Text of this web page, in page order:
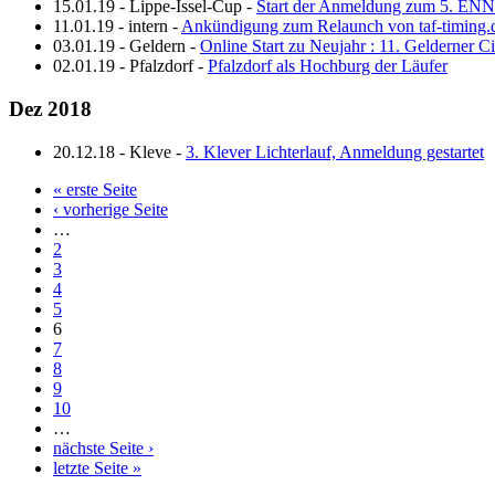
15.01.19 - Lippe-Issel-Cup - Start der Anmeldung zum 5.
11.01.19 - intern - Ankündigung zum Relaunch von taf-
03.01.19 - Geldern - Online Start zu Neujahr : 11. Gelderner
02.01.19 - Pfalzdorf - Pfalzdorf als Hochburg der Läufer
Dez 2018
20.12.18 - Kleve - 3. Klever Lichterlauf, Anmeldung gestartet
« erste Seite
‹ vorherige Seite
…
2
3
4
5
6
7
8
9
10
…
nächste Seite ›
letzte Seite »